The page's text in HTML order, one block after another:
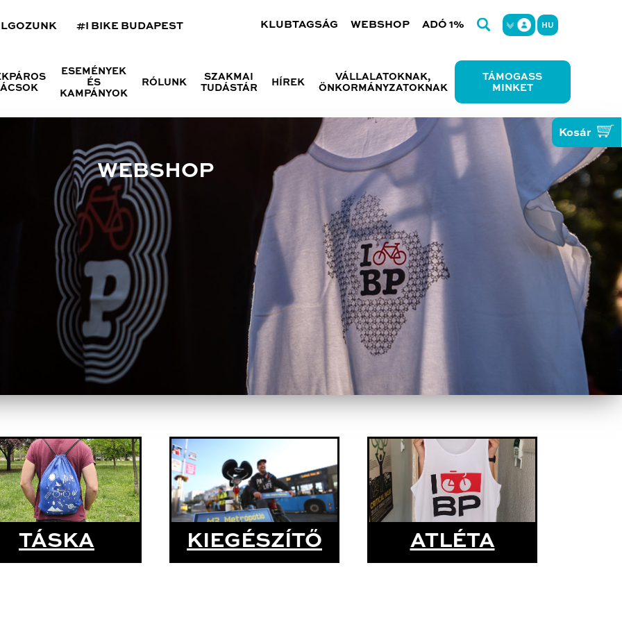
#I BIKE BUDAPEST KLUBTAGSÁG WEBSHOP ADÓ 1% HU
ESEMÉNYEK
ÉS
KAMPÁNYOK
RÓLUNK
SZAKMAI
TUDÁSTÁR
HÍREK
VÁLLALATOKNAK,
ÖNKORMÁNYZATOKNAK
TÁMOGASS
MINKET
Kosár
WEBSHOP
TÁSKA KIEGÉSZÍTŐ ATLÉTA